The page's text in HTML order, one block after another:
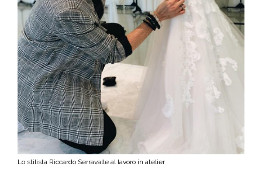
Lo stilista Riccardo Serravalle al lavoro in atelier